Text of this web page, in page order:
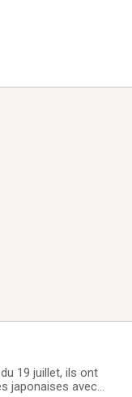
19 juillet, ils ont
japonaises avec